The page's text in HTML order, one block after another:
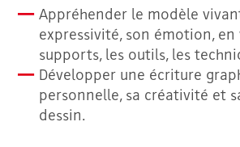
Appréhender le modèle
expressivité, son émotion,
supports, les outils, les
Développer une écriture
personnelle, sa créativité et
dessin.